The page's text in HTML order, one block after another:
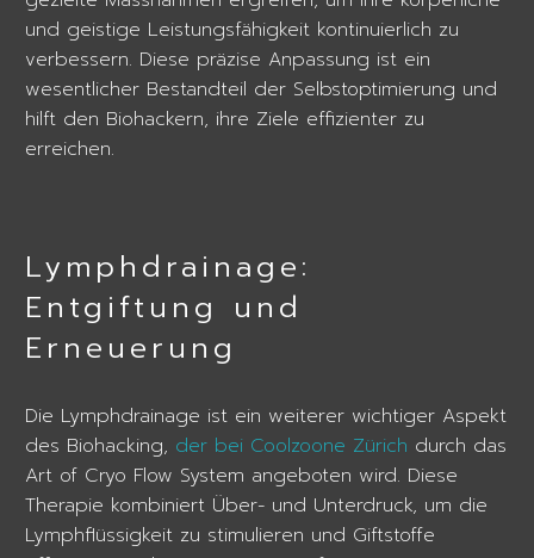
und geistige Leistungsfähigkeit kontinuierlich zu
verbessern. Diese präzise Anpassung ist ein
wesentlicher Bestandteil der Selbstoptimierung und
hilft den Biohackern, ihre Ziele effizienter zu
erreichen.
Lymphdrainage:
Entgiftung und
Erneuerung
Die Lymphdrainage ist ein weiterer wichtiger Aspekt
des Biohacking, der bei Coolzoone Zürich durch das
Art of Cryo Flow System angeboten wird. Diese
Therapie kombiniert Über- und Unterdruck, um die
Lymphflüssigkeit zu stimulieren und Giftstoffe